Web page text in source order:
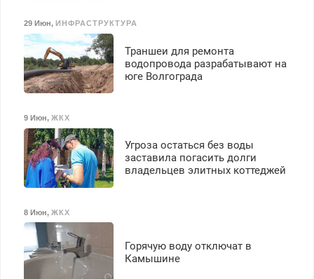
29 Июн, ИНФРАСТРУКТУРА
Траншеи для ремонта
водопровода разрабатывают на
юге Волгограда
9 Июн, ЖКХ
Угроза остаться без воды
заставила погасить долги
владельцев элитных коттеджей
8 Июн, ЖКХ
Горячую воду отключат в
Камышине